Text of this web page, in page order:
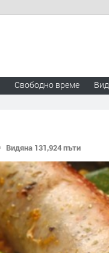
Свободно време
Видяна 131,924 пъти